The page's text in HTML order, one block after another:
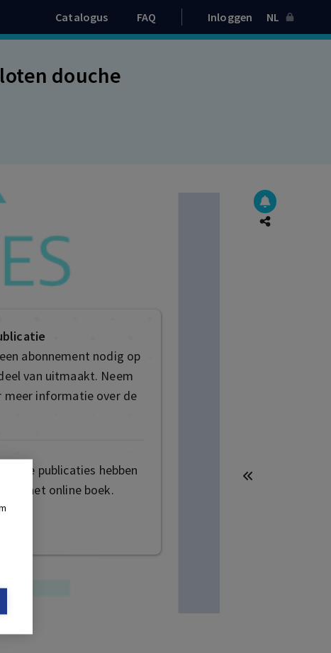
Catalogus FAQ Inloggen NL
douche
abonnement nodig op
van uitmaakt. Neem
informatie over de
publicaties hebben
tot het online boek.